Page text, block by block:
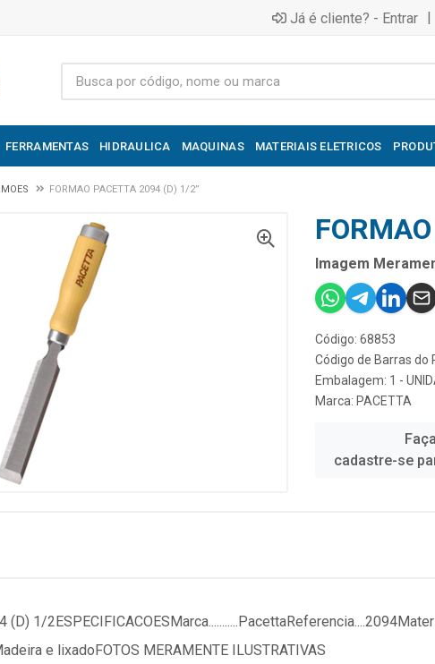
Já é cliente? - Entrar |
FERRAMENTAS HIDRAULICA MAQUINAS MATERIAIS ELETRICOS
FORMAO PACETTA 2094 (D) 1/2”
Imagem
Código: 68853
Código de Barras do
Embalagem: 1 -
Marca: PACETTA
cadastre-se
(D) 1/
e lixadoFOTOS MERAMENTE ILUSTRATIVAS